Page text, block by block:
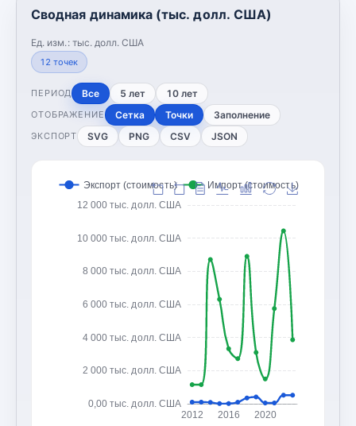
Сводная динамика (тыс. долл. США)
Ед. изм.: тыс. долл. США
12 точек
ПЕРИОД Все 5 лет 10 лет
ОТОБРАЖЕНИЕ Сетка Точки Заполнение
ЭКСПОРТ SVG PNG CSV JSON
0,00 тыс. долл. США
2 000 тыс. долл. США
4 000 тыс. долл. США
6 000 тыс. долл. США
8 000 тыс. долл. США
10 000 тыс. долл. США
12 000 тыс. долл. США
2012 2016 2020
Экспорт (стоимость) Импорт (стоимость)